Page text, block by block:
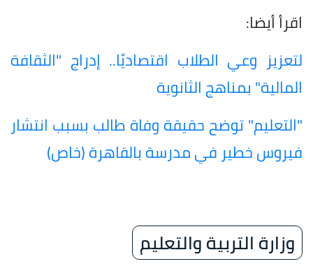
اقرأ أيضا:
لتعزيز وعي الطلاب اقتصاديًا.. إدراج "الثقافة
المالية" بمناهج الثانوية
"التعليم" توضح حقيقة وفاة طالب بسبب انتشار
فيروس خطير في مدرسة بالقاهرة (خاص)
وزارة التربية والتعليم